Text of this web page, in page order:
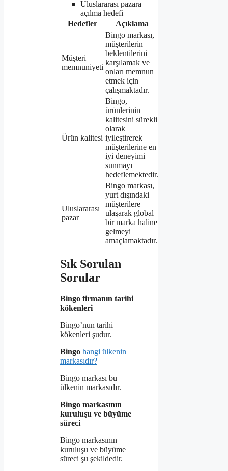
Uluslararası pazara
açılma hedefi
Hedefler
Açıklama
Müşteri
memnuniyeti
Bingo markası,
müşterilerin
beklentilerini
karşılamak ve
onları memnun
etmek için
çalışmaktadır.
Ürün kalitesi
Bingo,
ürünlerinin
kalitesini sürekli
olarak
iyileştirerek
müşterilerine en
iyi deneyimi
sunmayı
hedeflemektedir.
Uluslararası
pazar
Bingo markası,
yurt dışındaki
müşterilere
ulaşarak global
bir marka haline
gelmeyi
amaçlamaktadır.
Sık Sorulan
Sorular
Bingo firmanın tarihi
kökenleri
Bingo’nun tarihi
kökenleri şudur.
Bingo hangi ülkenin
markasıdır?
Bingo markası bu
ülkenin markasıdır.
Bingo markasının
kuruluşu ve büyüme
süreci
Bingo markasının
kuruluşu ve büyüme
süreci şu şekildedir.